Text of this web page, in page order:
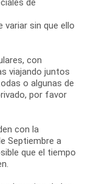
variar sin que ello
con
viajando juntos
o algunas de
por favor
con la
Septiembre a
que el tiempo